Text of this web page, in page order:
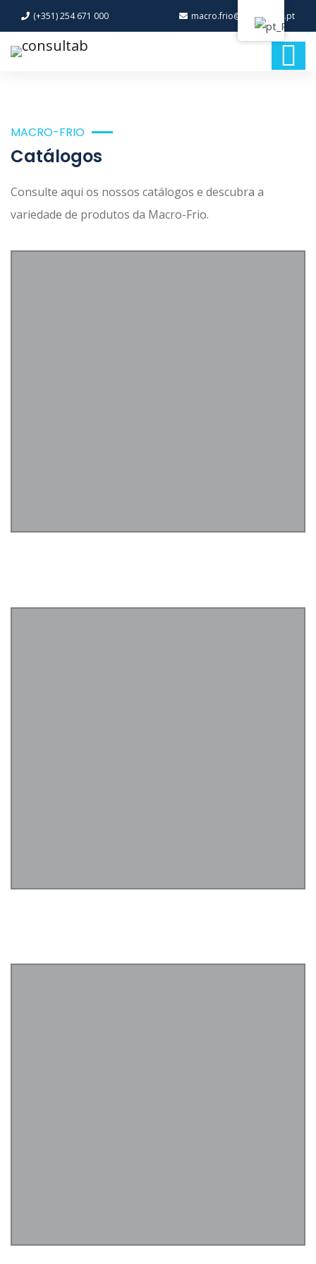
(+351) 254 671 000 macro.frio@macro-frio.pt
MACRO-FRIO
Catálogos
Consulte aqui os nossos catálogos e descubra a
variedade de produtos da Macro-Frio.